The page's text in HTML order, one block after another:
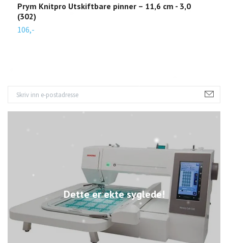
Dette er ekte syglede!
Prym Knitpro Utskiftbare pinner – 11,6 cm - 3,0
(302)
106,-